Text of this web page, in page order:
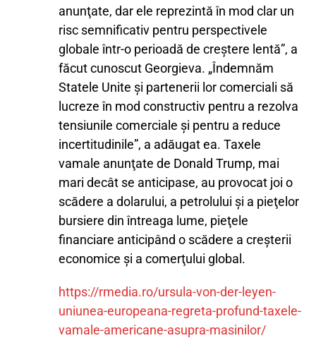
anunţate, dar ele reprezintă în mod clar un
risc semnificativ pentru perspectivele
globale într-o perioadă de creştere lentă”, a
făcut cunoscut Georgieva. „Îndemnăm
Statele Unite şi partenerii lor comerciali să
lucreze în mod constructiv pentru a rezolva
tensiunile comerciale şi pentru a reduce
incertitudinile”, a adăugat ea. Taxele
vamale anunţate de Donald Trump, mai
mari decât se anticipase, au provocat joi o
scădere a dolarului, a petrolului şi a pieţelor
bursiere din întreaga lume, pieţele
financiare anticipând o scădere a creşterii
economice şi a comerţului global.
https://rmedia.ro/ursula-von-der-leyen-
uniunea-europeana-regreta-profund-taxele-
vamale-americane-asupra-masinilor/